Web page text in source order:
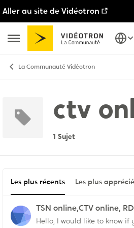
Aller au site de Vidéotron
Ouvrir Menu Latéral
Passer au contenu
La Communauté Vidéotron
ctv
1 Sujet
Les plus récents Les plus
TSN online,CTV online,
Hello, I would like to know if you have